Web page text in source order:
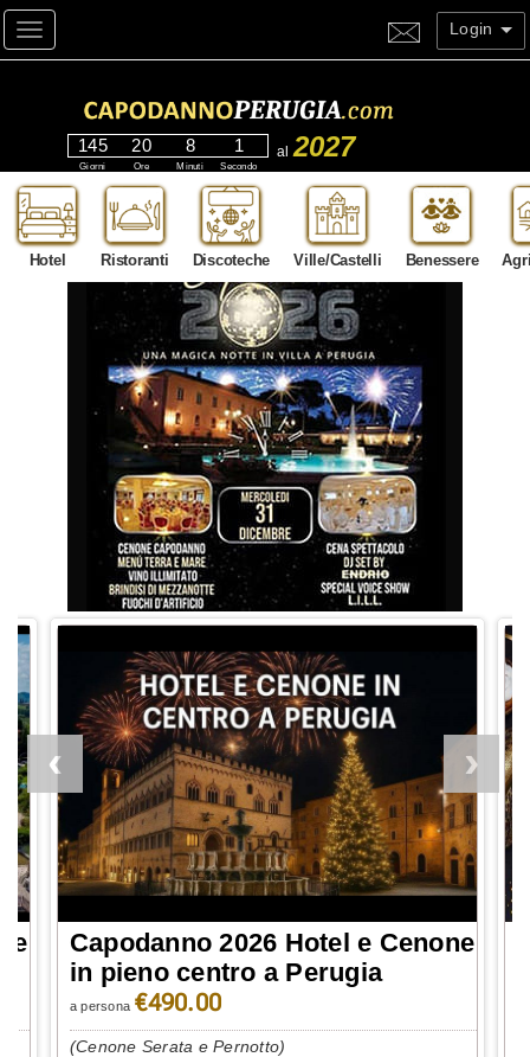
Toggle navigation Login
145
Giorni
20
Ore
7
Minuti
59
Secondi
al 2027
Hotel Ristoranti Discoteche Ville/Castelli Benessere
Tour Luci di Capodanno 2026 in
Umbria
A persona €575.00
(Cenone Serata e Pernotto)